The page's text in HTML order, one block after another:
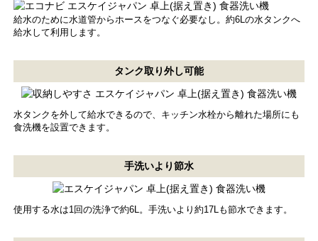
給水のために水道管からホースをつなぐ必要なし。約6Lの水タンクへ
給水して利用します。
タンク取り外し可能
水タンクを外して給水できるので、キッチン水栓から離れた場所にも
食洗機を設置できます。
手洗いより節水
使用する水は1回の洗浄で約6L。手洗いより約17Lも節水できます。